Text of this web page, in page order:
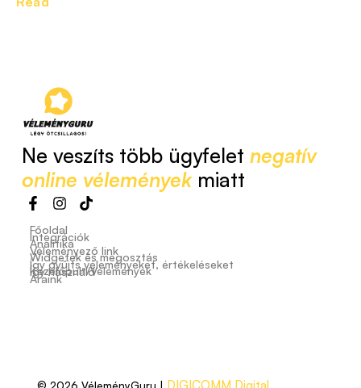
Ne veszíts több ügyfelet negatív
online véleményekmiatt
Főoldal
Integrációk
Analitika
Véleményező link
Widgetek és megosztás
Így gyűjts véleményeket, értékeléseket
Kezelőpult/Vélemények
Így használd
Áraink